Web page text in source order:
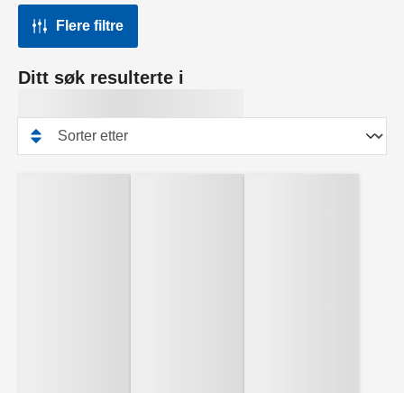
Flere filtre
Ditt søk resulterte i